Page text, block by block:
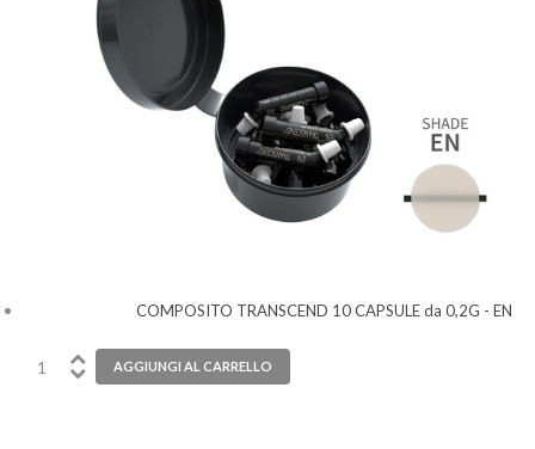
COMPOSITO TRANSCEND 10 CAPSULE da 0,2G - EN